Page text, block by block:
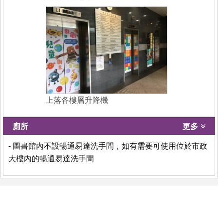
上落各樓層升降機
廁所 更多
- 圖書館內不設暢通易達洗手間，如有需要可使用位於市政
大樓內的暢通易達洗手間